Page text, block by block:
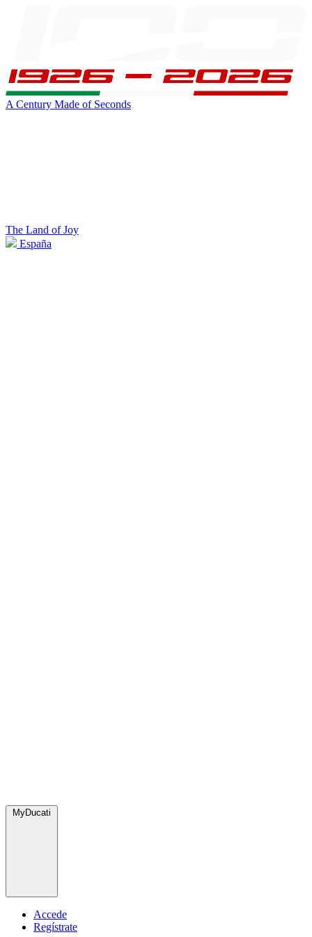
A Century Made of Seconds
The Land of Joy
España
MyDucati
Accede
Regístrate